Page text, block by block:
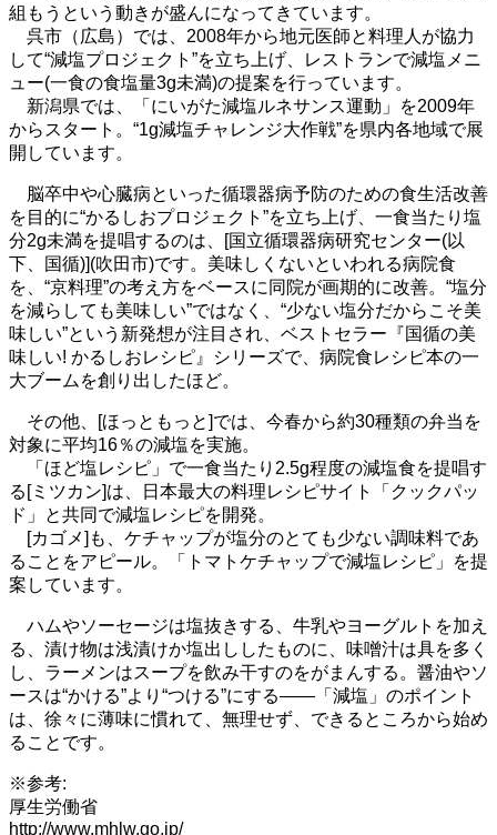
組もうという動きが盛んになってきています。
呉市（広島）では、2008年から地元医師と料理人が協力
して“減塩プロジェクト”を立ち上げ、レストランで減塩メニ
ュー(一食の食塩量3g未満)の提案を行っています。
新潟県では、「にいがた減塩ルネサンス運動」を2009年
からスタート。“1g減塩チャレンジ大作戦”を県内各地域で展
開しています。
脳卒中や心臓病といった循環器病予防のための食生活改善
を目的に“かるしおプロジェクト”を立ち上げ、一食当たり塩
分2g未満を提唱するのは、[国立循環器病研究センター(以
下、国循)](吹田市)です。美味しくないといわれる病院食
を、“京料理”の考え方をベースに同院が画期的に改善。“塩分
を減らしても美味しい”ではなく、“少ない塩分だからこそ美
味しい”という新発想が注目され、ベストセラー『国循の美
味しい! かるしおレシピ』シリーズで、病院食レシピ本の一
大ブームを創り出したほど。
その他、[ほっともっと]では、今春から約30種類の弁当を
対象に平均16％の減塩を実施。
「ほど塩レシピ」で一食当たり2.5g程度の減塩食を提唱す
る[ミツカン]は、日本最大の料理レシピサイト「クックパッ
ド」と共同で減塩レシピを開発。
[カゴメ]も、ケチャップが塩分のとても少ない調味料であ
ることをアピール。「トマトケチャップで減塩レシピ」を提
案しています。
ハムやソーセージは塩抜きする、牛乳やヨーグルトを加え
る、漬け物は浅漬けか塩出ししたものに、味噌汁は具を多く
し、ラーメンはスープを飲み干すのをがまんする。醤油やソ
ースは“かける”より“つける”にする——「減塩」のポイント
は、徐々に薄味に慣れて、無理せず、できるところから始め
ることです。
※参考:
厚生労働省
http://www.mhlw.go.jp/